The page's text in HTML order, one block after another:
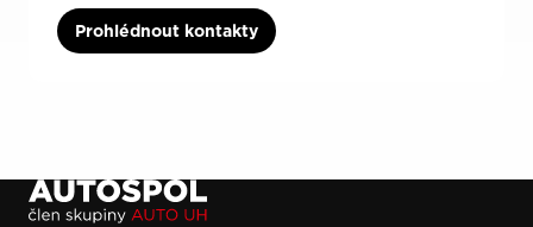
Prohlédnout kontakty